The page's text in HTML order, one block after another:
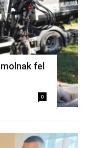
fel
0